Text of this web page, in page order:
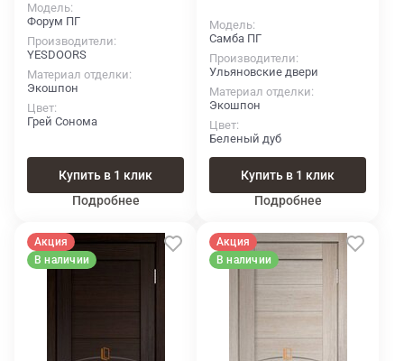
Модель
Форум ПГ
Производители
YESDOORS
Материал отделки
Экошпон
Цвет
Грей Сонома
Купить в 1 клик
Подробнее
Модель
Самба ПГ
Производители
Ульяновские двери
Материал отделки
Экошпон
Цвет
Беленый дуб
Купить в 1 клик
Подробнее
Акция
В наличии
Акция
В наличии